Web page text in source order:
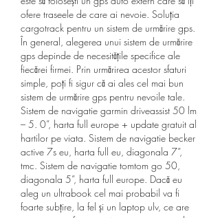
ofere traseele de care ai nevoie. Soluția
cargotrack pentru un sistem de urmărire gps.
În general, alegerea unui sistem de urmărire
gps depinde de necesitățile specifice ale
fiecărei firmei. Prin urmărirea acestor sfaturi
simple, poți fi sigur că ai ales cel mai bun
sistem de urmărire gps pentru nevoile tale.
Sistem de navigatie garmin driveassist 50 lm
– 5. 0”, harta full europe + update gratuit al
hartilor pe viata. Sistem de navigatie becker
active 7s eu, harta full eu, diagonala 7”,
tmc. Sistem de navigatie tomtom go 50,
diagonala 5”, harta full europe. Dacă eu
aleg un ultrabook cel mai probabil va fi
foarte subțire, la fel și un laptop ulv, ce are